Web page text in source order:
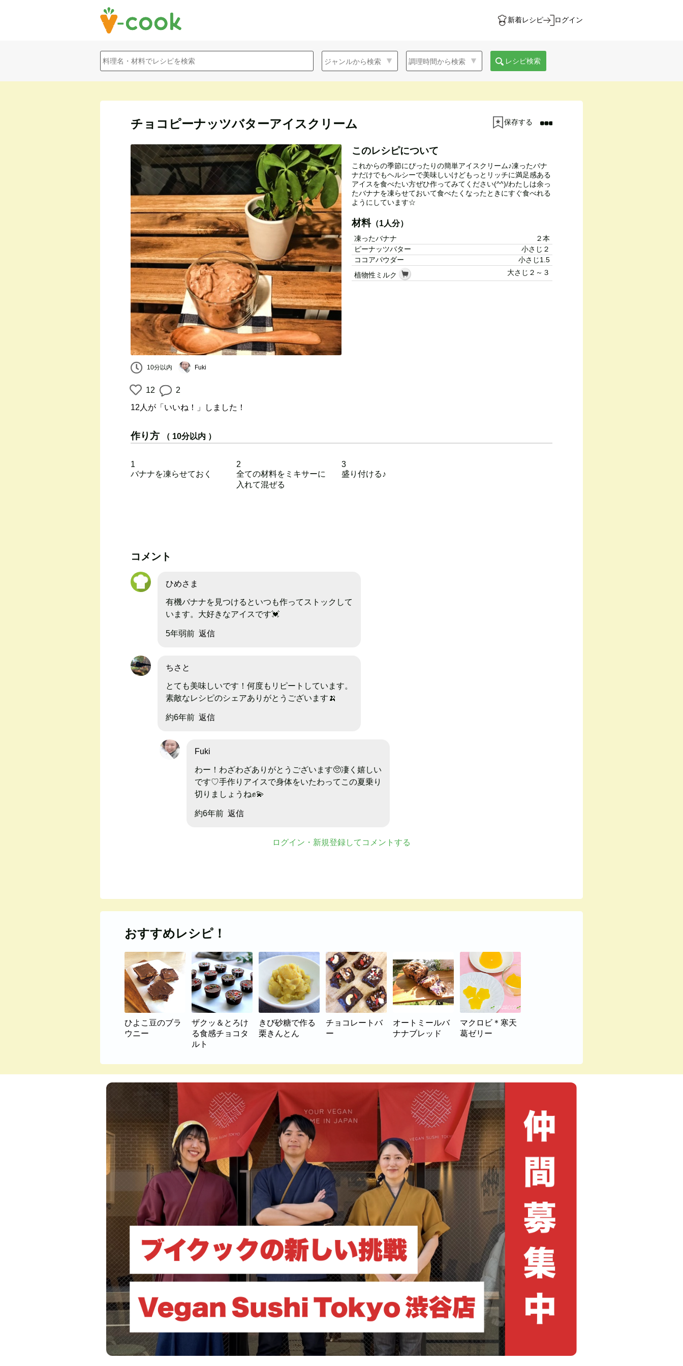
新着レシピ ログイン
レシピ検索
チョコピーナッツバターアイスクリーム 保存する
10分以内 Fuki
12 2
12人 が「いいね！」しました！
このレシピについて
これからの季節にぴったりの簡単アイスクリーム♪凍ったバナ
ナだけでもヘルシーで美味しいけどもっとリッチに満足感ある
アイスを食べたい方ぜひ作ってみてください(^^)/わたしは余っ
たバナナを凍らせておいて食べたくなったときにすぐ食べれる
ようにしています☆
材料（1人分）
凍ったバナナ
２本
ピーナッツバター
小さじ２
ココアパウダー
小さじ1.5
植物性ミルク
大さじ２～３
作り方 （ 10分以内 ）
1
バナナを凍らせておく
2
全ての材料をミキサーに
入れて混ぜる
3
盛り付ける♪
コメント
ひめさま
有機バナナを見つけるといつも作ってストックして
います。大好きなアイスです💓
5年弱前 返信
ちさと
とても美味しいです！何度もリピートしています。
素敵なレシピのシェアありがとうございます🍌
約6年前 返信
Fuki
わー！わざわざありがとうございます🥺凄く嬉しい
です♡手作りアイスで身体をいたわってこの夏乗り
切りましょうね✊💫
約6年前 返信
ログイン・新規登録してコメントする
おすすめレシピ！
ひよこ豆のブラ
ウニー
ザクッ＆とろけ
る食感チョコタ
ルト
きび砂糖で作る
栗きんとん
チョコレートバ
ー
オートミールバ
ナナブレッド
マクロビ＊寒天
葛ゼリー